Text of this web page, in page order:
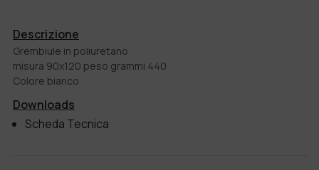
Descrizione
Grembiule in poliuretano
misura 90x120 peso grammi 440
Colore bianco
Downloads
Scheda Tecnica